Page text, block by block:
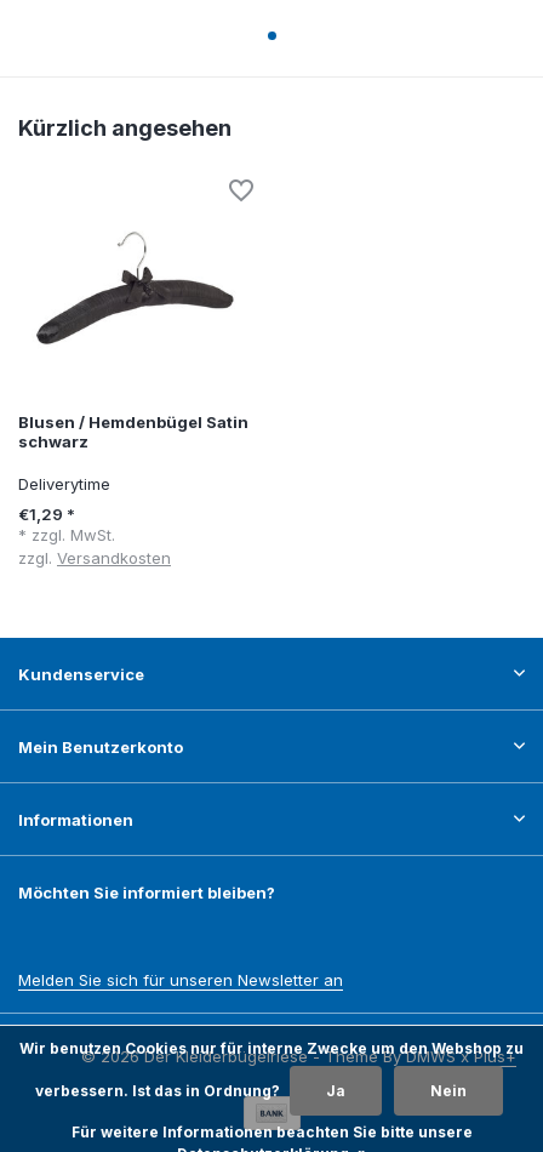
Kürzlich angesehen
Blusen / Hemdenbügel Satin
schwarz
Deliverytime
€1,29 *
* zzgl. MwSt.
zzgl. Versandkosten
Kundenservice
Mein Benutzerkonto
Informationen
Möchten Sie informiert bleiben?
Melden Sie sich für unseren Newsletter an
© 2026 Der Kleiderbügelriese - Theme ByDMWSxPlus+
Wir benutzen Cookies nur für interne Zwecke um den Webshop zu
verbessern. Ist das in Ordnung? Ja Nein
Für weitere Informationen beachten Sie bitte unsere